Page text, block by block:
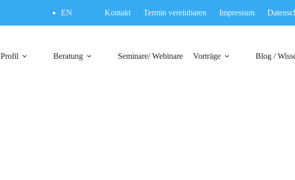
EN Kontakt Termin vereinbaren Impressum
Profil Beratung Seminare/ Webinare Vorträge Blog /